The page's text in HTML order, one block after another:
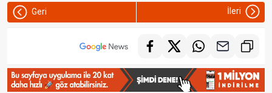
Geri İleri